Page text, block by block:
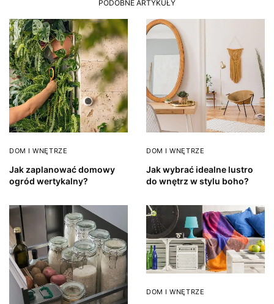
PODOBNE ARTYKUŁY
DOM I WNĘTRZE
Jak zaplanować domowy
ogród wertykalny?
DOM I WNĘTRZE
Jak wybrać idealne lustro
do wnętrz w stylu boho?
DOM I WNĘTRZE